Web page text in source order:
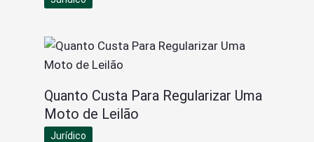
Quanto Custa Para Regularizar Uma
Moto de Leilão
Jurídico